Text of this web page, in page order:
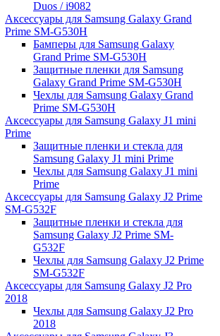
Duos / i9082
Аксессуары для Samsung Galaxy Grand
Prime SM-G530H
Бамперы для Samsung Galaxy
Grand Prime SM-G530H
Защитные пленки для Samsung
Galaxy Grand Prime SM-G530H
Чехлы для Samsung Galaxy Grand
Prime SM-G530H
Аксессуары для Samsung Galaxy J1 mini
Prime
Защитные пленки и стекла для
Samsung Galaxy J1 mini Prime
Чехлы для Samsung Galaxy J1 mini
Prime
Аксессуары для Samsung Galaxy J2 Prime
SM-G532F
Защитные пленки и стекла для
Samsung Galaxy J2 Prime SM-
G532F
Чехлы для Samsung Galaxy J2 Prime
SM-G532F
Аксессуары для Samsung Galaxy J2 Pro
2018
Чехлы для Samsung Galaxy J2 Pro
2018